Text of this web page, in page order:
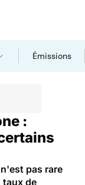
Émissions
:
pas rare
taux de